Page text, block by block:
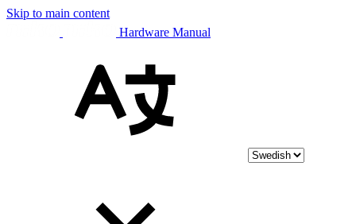
Skip to main content
Hardware Manual